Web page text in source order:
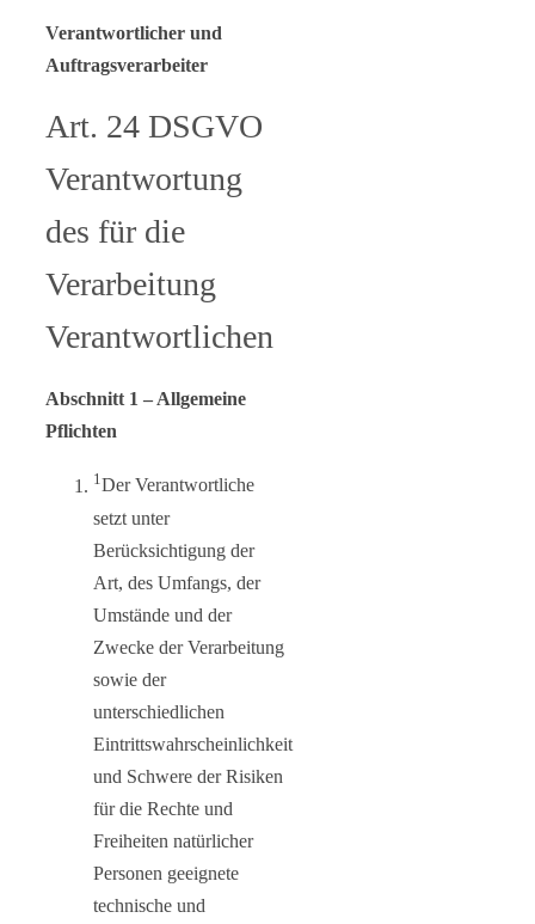
Verantwortlicher und
Auftragsverarbeiter
Art. 24 DSGVO
Verantwortung
des für die
Verarbeitung
Verantwortlichen
Abschnitt 1 – Allgemeine
Pflichten
1Der Verantwortliche
setzt unter
Berücksichtigung der
Art, des Umfangs, der
Umstände und der
Zwecke der Verarbeitung
sowie der
unterschiedlichen
Eintrittswahrscheinlichkeit
und Schwere der Risiken
für die Rechte und
Freiheiten natürlicher
Personen geeignete
technische und